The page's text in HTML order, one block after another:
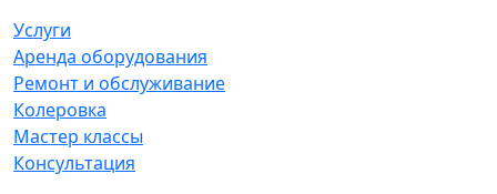
Услуги
Аренда оборудования
Ремонт и обслуживание
Колеровка
Мастер классы
Консультация